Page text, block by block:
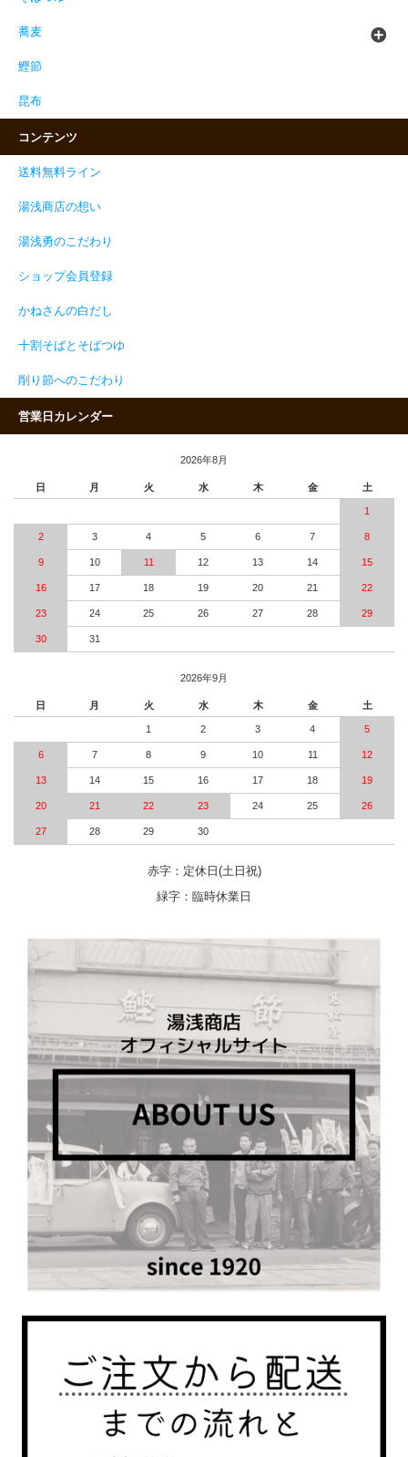
蕎麦
鰹節
昆布
コンテンツ
送料無料ライン
湯浅商店の想い
湯浅勇のこだわり
ショップ会員登録
かねさんの白だし
十割そばとそばつゆ
削り節へのこだわり
営業日カレンダー
2026年8月
日 月 火 水 木 金 土
1
2 3 4 5 6 7 8
9 10 11 12 13 14 15
16 17 18 19 20 21 22
23 24 25 26 27 28 29
30 31
2026年9月
日 月 火 水 木 金 土
1 2 3 4 5
6 7 8 9 10 11 12
13 14 15 16 17 18 19
20 21 22 23 24 25 26
27 28 29 30
赤字：定休日(土日祝)
緑字：臨時休業日